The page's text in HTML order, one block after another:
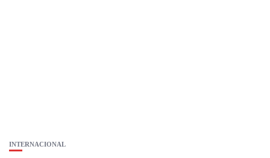
INTERNACIONAL